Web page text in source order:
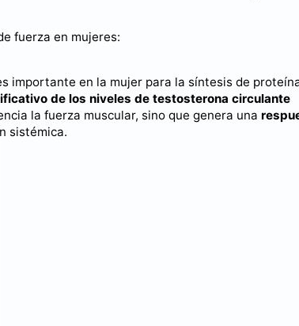
fuerza en mujeres:
importante en la mujer para la síntesis de
de los niveles de testosterona circulante
la fuerza muscular, sino que genera una
sistémica.